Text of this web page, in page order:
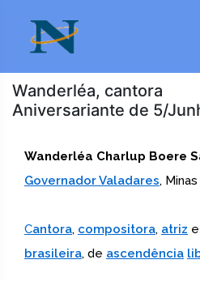
Wanderléa, cantora
Aniversariante de 5/
Wanderléa Charlup Boere
Governador Valadares,
Cantora, compositora, atriz e
brasileira, de ascendência